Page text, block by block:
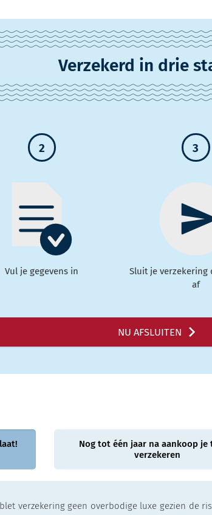
Verzekerd in drie
2
Vul je gegevens in
3
Sluit je verzekering
af
NU AFSLUITEN
verzekering geen overbodige luxe gezien de
Nog tot één jaar na aankoop je
verzekeren